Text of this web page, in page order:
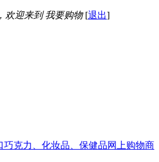
欢迎来到 我要购物[退出]